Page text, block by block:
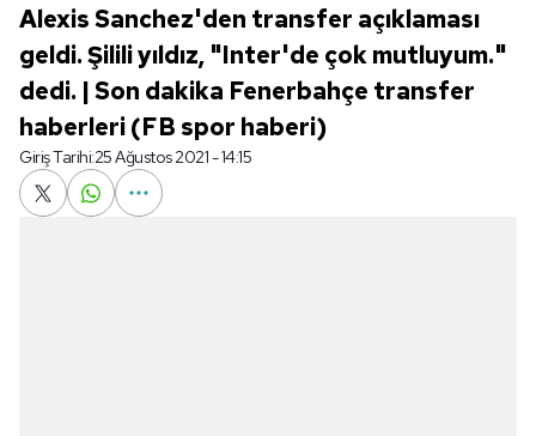
Alexis Sanchez'den transfer açıklaması
geldi. Şilili yıldız, "Inter'de çok mutluyum."
dedi. | Son dakika Fenerbahçe transfer
haberleri (FB spor haberi)
Giriş Tarihi:25 Ağustos 2021 - 14:15